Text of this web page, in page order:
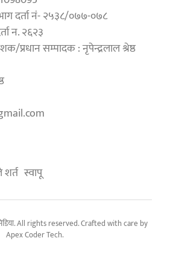
दर्ता नं- २५३८/०७७-०७८
न. २६२३
प्रधान सम्पादक : नृपेन्द्रलाल श्रेष्ठ
स्वापू
All rights reserved. Crafted with care by
Apex Coder Tech.